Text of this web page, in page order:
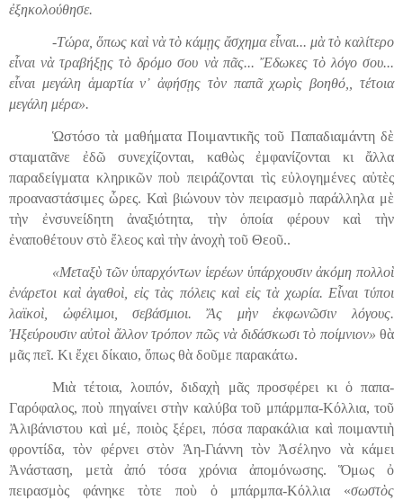
ἐξηκολούθησε.
-Τώρα, ὅπως καὶ νὰ τὸ κάμῃς ἄσχημα εἶναι... μὰ τὸ καλίτερο
εἶναι νὰ τραβήξῃς τὸ δρόμο σου νὰ πᾶς... Ἔδωκες τὸ λόγο σου...
εἶναι μεγάλη ἁμαρτία ν᾿ ἀφήσῃς τὸν παπᾶ χωρὶς βοηθό,, τέτοια
μεγάλη μέρα».
Ὡστόσο τὰ μαθήματα Ποιμαντικῆς τοῦ Παπαδιαμάντη δὲ
σταματᾶνε ἐδῶ συνεχίζονται, καθὼς ἐμφανίζονται κι ἄλλα
παραδείγματα κληρικῶν ποὺ πειράζονται τὶς εὐλογημένες αὐτὲς
προαναστάσιμες ὧρες. Καὶ βιώνουν τὸν πειρασμὸ παράλληλα μὲ
τὴν ἐνσυνείδητη ἀναξιότητα, τὴν ὁποία φέρουν καὶ τὴν
ἐναποθέτουν στὸ ἔλεος καὶ τὴν ἀνοχὴ τοῦ Θεοῦ..
«Μεταξὺ τῶν ὑπαρχόντων ἱερέων ὑπάρχουσιν ἀκόμη πολλοὶ
ἐνάρετοι καὶ ἀγαθοὶ, εἰς τὰς πόλεις καὶ εἰς τὰ χωρία. Εἶναι τύποι
λαϊκοὶ, ὠφέλιμοι, σεβάσμιοι. Ἄς μὴν ἐκφωνῶσιν λόγους.
Ἠξεύρουσιν αὐτοὶ ἄλλον τρόπον πῶς νὰ διδάσκωσι τὸ ποίμνιον» θὰ
μᾶς πεῖ. Κι ἔχει δίκαιο, ὅπως θὰ δοῦμε παρακάτω.
Μιὰ τέτοια, λοιπόν, διδαχὴ μᾶς προσφέρει κι ὁ παπα-
Γαρόφαλος, ποὺ πηγαίνει στὴν καλύβα τοῦ μπάρμπα-Κόλλια, τοῦ
Ἀλιβάνιστου καὶ μέ, ποιὸς ξέρει, πόσα παρακάλια καὶ ποιμαντιὴ
φροντίδα, τὸν φέρνει στὸν Ἁη-Γιάννη τὸν Ἀσέληνο νὰ κάμει
Ἀνάσταση, μετὰ ἀπό τόσα χρόνια ἀπομόνωσης. Ὅμως ὀ
πειρασμὸς φάνηκε τὸτε ποὺ ὁ μπάρμπα-Κόλλια «σωστὸς